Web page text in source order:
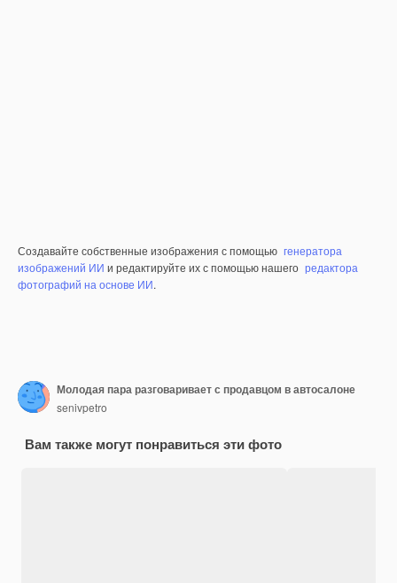
Создавайте собственные изображения с помощью генератора
изображений ИИ и редактируйте их с помощью нашего редактора
фотографий на основе ИИ.
Молодая пара разговаривает с продавцом в автосалоне
senivpetro
Вам также могут понравиться эти фото